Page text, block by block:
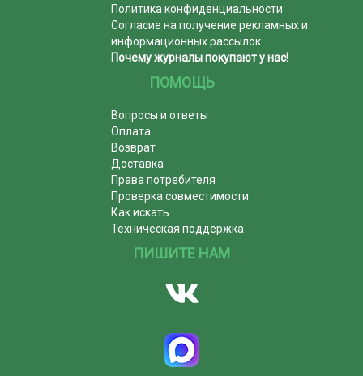
Политика конфиденциальности
Согласие на получение рекламных и
информационных рассылок
Почему журналы покупают у нас!
ПОМОЩЬ
Вопросы и ответы
Оплата
Возврат
Доставка
Права потребителя
Проверка совместимости
Как искать
Техническая поддержка
ПИШИТЕ НАМ